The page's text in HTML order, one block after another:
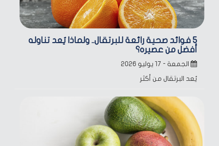
5 فوائد صحية رائعة للبرتقال.. ولماذا يُعد تناوله
أفضل من عصيره؟
الجمعة - ١٧ يوليو ٢٠٢٦
يُعد البرتقال من أكثر